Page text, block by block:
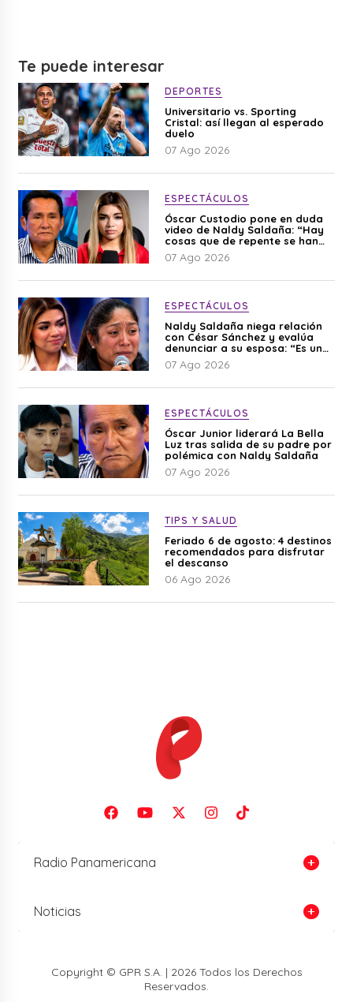
Te puede interesar
DEPORTES
Universitario vs. Sporting
Cristal: así llegan al esperado
duelo
07 Ago 2026
ESPECTÁCULOS
Óscar Custodio pone en duda
video de Naldy Saldaña: “Hay
cosas que de repente se han
editado”
07 Ago 2026
ESPECTÁCULOS
Naldy Saldaña niega relación
con César Sánchez y evalúa
denunciar a su esposa: “Es una
difamación”
07 Ago 2026
ESPECTÁCULOS
Óscar Junior liderará La Bella
Luz tras salida de su padre por
polémica con Naldy Saldaña
07 Ago 2026
TIPS Y SALUD
Feriado 6 de agosto: 4 destinos
recomendados para disfrutar
el descanso
06 Ago 2026
Radio Panamericana
Noticias
Copyright © GPR S.A. | 2026 Todos los Derechos
Reservados.